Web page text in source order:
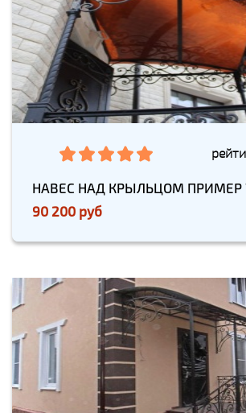
НАВЕС НАД КРЫЛЬЦОМ ПРИМЕР
90 200 руб